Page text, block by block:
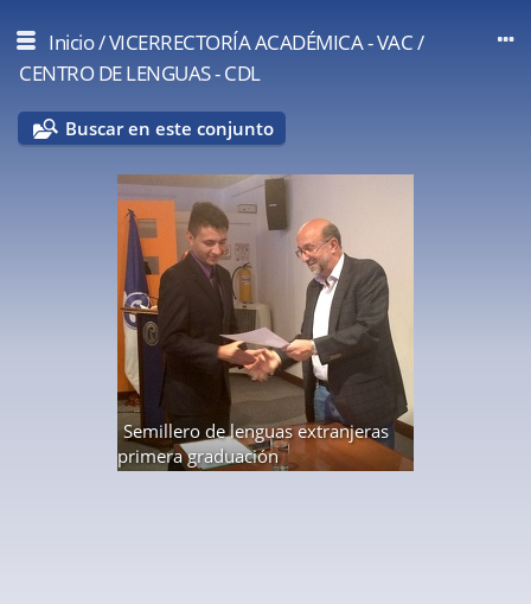
Inicio/VICERRECTORÍA ACADÉMICA - VAC/
CENTRO DE LENGUAS - CDL
Buscar en este conjunto
Semillero de lenguas extranjeras
primera graduación